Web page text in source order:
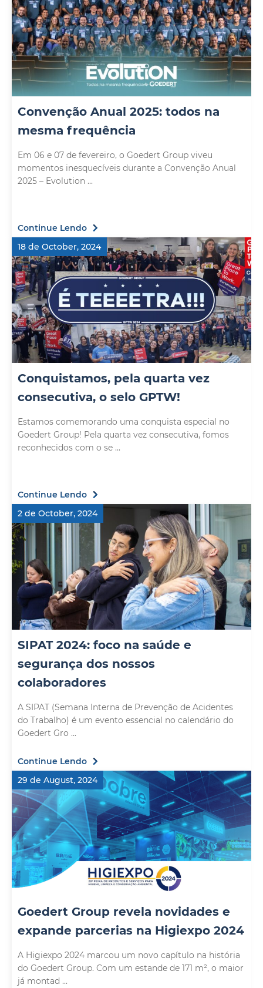
Convenção Anual 2025: todos na
mesma frequência
Em 06 e 07 de fevereiro, o Goedert Group viveu
momentos inesquecíveis durante a Convenção Anual
2025 – Evolution ...
Continue Lendo
18 de October, 2024
Conquistamos, pela quarta vez
consecutiva, o selo GPTW!
Estamos comemorando uma conquista especial no
Goedert Group! Pela quarta vez consecutiva, fomos
reconhecidos com o se ...
Continue Lendo
2 de October, 2024
SIPAT 2024: foco na saúde e
segurança dos nossos
colaboradores
A SIPAT (Semana Interna de Prevenção de Acidentes
do Trabalho) é um evento essencial no calendário do
Goedert Gro ...
Continue Lendo
29 de August, 2024
Goedert Group revela novidades e
expande parcerias na Higiexpo 2024
A Higiexpo 2024 marcou um novo capítulo na história
do Goedert Group. Com um estande de 171 m², o maior
já montad ...